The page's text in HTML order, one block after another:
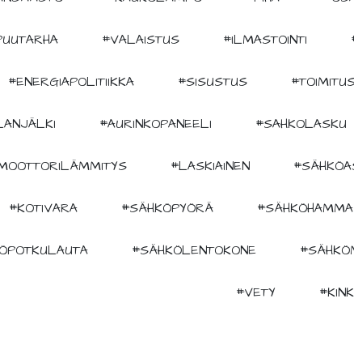
#VALAISTUS #ILMASTOINTI
#ENERGIAPOLITIIKKA #SISUSTUS
#AURINKOPANEELI #SAHKOLASKU
#LASKIAINEN
#KOTIVARA #SÄHKÖPYÖRÄ
#SÄHKÖLENTOKONE
#VETY